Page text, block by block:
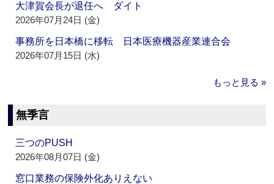
大津賀会長が退任へ ダイト
2026年07月24日 (金)
事務所を日本橋に移転 日本医療機器産業連合会
2026年07月15日 (水)
もっと見る »
無季言
三つのPUSH
2026年08月07日 (金)
窓口業務の保険外化ありえない